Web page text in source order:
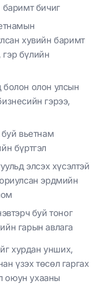
баримт бичиг
хувийн баримт
гэр бүлийн
олон улсын
гэрээ,
вьетнам
бүртгэл
элсэх хүсэлтэй
эрдмийн
буй тоног
гарын авлага
хурдан унших,
үзэх төсөл гаргах
оюун ухааны